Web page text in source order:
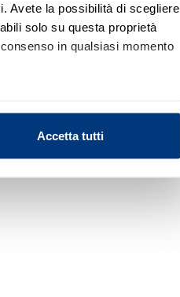
Avete la possibilità di scegliere
solo su questa proprietà
in qualsiasi momento
specifiche (impronte
Accetta tutti